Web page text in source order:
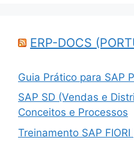
ERP-DOCS
Guia Prático para SAP
SAP SD (Vendas e
Conceitos e Processos
Treinamento SAP